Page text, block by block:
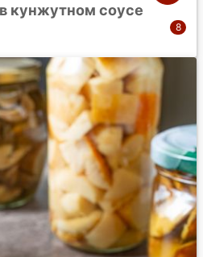
кунжутном соусе